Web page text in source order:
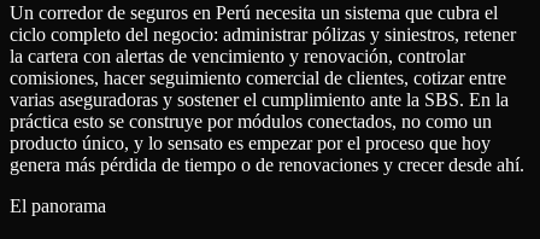
Un corredor de seguros en Perú necesita un sistema que cubra el
ciclo completo del negocio: administrar pólizas y siniestros, retener
la cartera con alertas de vencimiento y renovación, controlar
comisiones, hacer seguimiento comercial de clientes, cotizar entre
varias aseguradoras y sostener el cumplimiento ante la SBS. En la
práctica esto se construye por módulos conectados, no como un
producto único, y lo sensato es empezar por el proceso que hoy
genera más pérdida de tiempo o de renovaciones y crecer desde ahí.
El panorama